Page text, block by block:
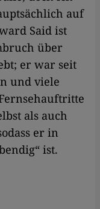
auf
Said ist
über
er war seit
und viele
als auch
er in
ist.